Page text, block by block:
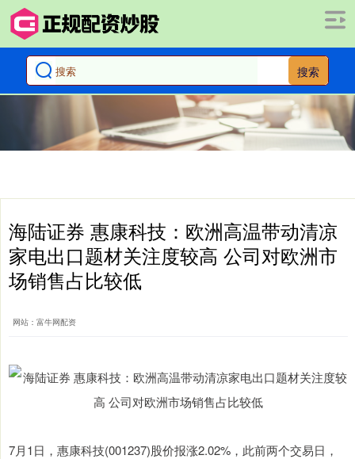
搜索
海陆证券 惠康科技：欧洲高温带动清凉
家电出口题材关注度较高 公司对欧洲市
场销售占比较低
网站：富牛网配资
7月1日，惠康科技(001237)股价报涨2.02%，此前两个交易日，